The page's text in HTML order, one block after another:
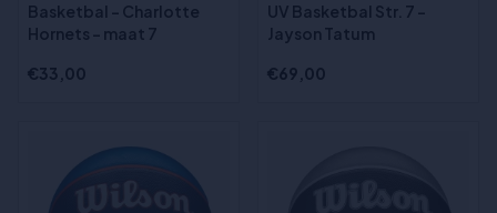
Basketbal - Charlotte
Hornets - maat 7
€33,00
UV Basketbal Str. 7 -
Jayson Tatum
€69,00